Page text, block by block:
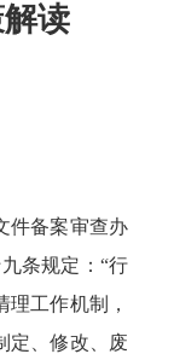
读
备案审查办
条规定：“行
工作机制，
定、修改、废